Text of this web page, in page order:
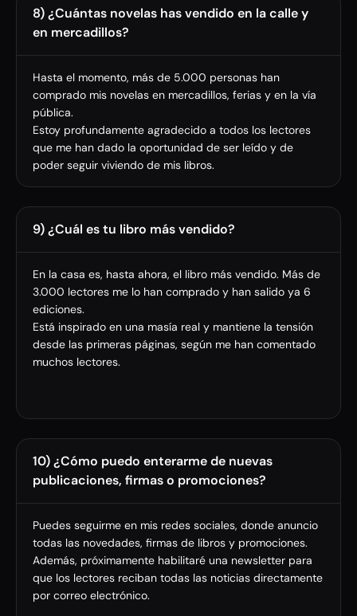
8) ¿Cuántas novelas has vendido en la calle y
en mercadillos?
Hasta el momento, más de 5.000 personas han
comprado mis novelas en mercadillos, ferias y en la vía
pública.
Estoy profundamente agradecido a todos los lectores
que me han dado la oportunidad de ser leído y de
poder seguir viviendo de mis libros.
9) ¿Cuál es tu libro más vendido?
En la casa es, hasta ahora, el libro más vendido. Más de
3.000 lectores me lo han comprado y han salido ya 6
ediciones.
Está inspirado en una masía real y mantiene la tensión
desde las primeras páginas, según me han comentado
muchos lectores.
10) ¿Cómo puedo enterarme de nuevas
publicaciones, firmas o promociones?
Puedes seguirme en mis redes sociales, donde anuncio
todas las novedades, firmas de libros y promociones.
Además, próximamente habilitaré una newsletter para
que los lectores reciban todas las noticias directamente
por correo electrónico.